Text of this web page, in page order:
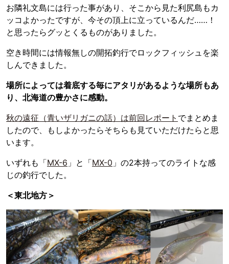
お隣礼文島には行った事があり、そこから見た利尻島もカ
ッコよかったですが、今その頂上に立っているんだ……！
と思ったらグッとくるものがありました。
空き時間には情報無しの開拓釣行でロックフィッシュを楽
しんできました。
場所によっては着底する毎にアタリがあるような場所もあ
り、北海道の豊かさに感動。
秋の遠征（青いザリガニの話）は前回レポート でまとめま
したので、もしよかったらそちらも見ていただけたらと思
います。
いずれも「MX-6 」と「MX-0 」の2本持ってのライトな感
じの釣行でした。
＜東北地方＞